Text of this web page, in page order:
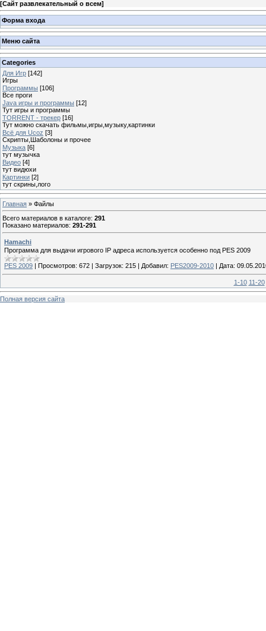
[Сайт развлекательный о всем]
Форма входа
Меню сайта
Categories
Для Игр [142]
Игры
Программы [106]
Все проги
Java игры и программы [12]
Тут игры и программы
TORRENT - трекер [16]
Тут можно скачать фильмы,игры,музыку,картинки
Всё для Ucoz [3]
Скрипты,Шаболоны и прочее
Музыка [6]
тут музычка
Видео [4]
тут видюхи
Картинки [2]
тут скрины,лого
Главная » Файлы
Всего материалов в каталоге: 291
Показано материалов: 291-291
Hamachi
Программа для выдачи игрового IP адреса используется особенно под PES 2009
PES 2009 | Просмотров: 672 | Загрузок: 215 | Добавил: PES2009-2010 | Дата:
1-10 11-20
Полная версия сайта